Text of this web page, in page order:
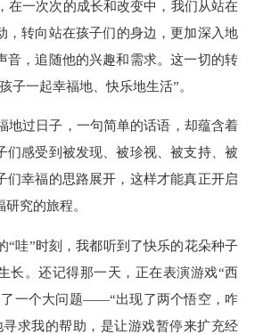
在一次次的成长和改变中，我们从站在
，转向站在孩子们的身边，更加深入地
音 ，追随他的兴趣和需求。这一切的转
子一起幸福地、快乐地生活”。
地过日子，一句简单的话语，却蕴含着
们感受到被发现、被珍视、被支持、被
们幸福的思路展开，这样才能真正开启
研究的旅程。
“哇”时刻，我都听到了快乐的花朵种子
长 。还记得那一天，正在表演游戏“西
一个大问题——“出现了两个悟空，咋
寻求我的帮助，是让游戏暂停来扩充经